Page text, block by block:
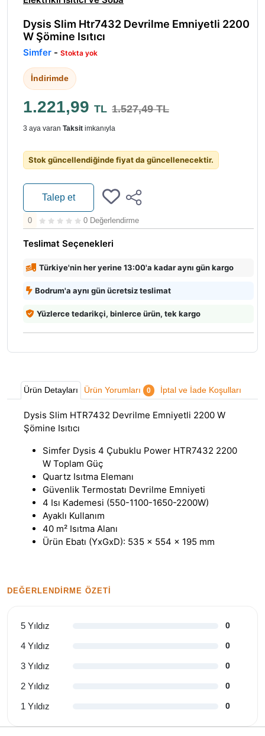
Dysis Slim Htr7432 Devrilme Emniyetli 2200
W Şömine Isıtıcı
Simfer - Stokta yok
İndirimde
1.221,99 TL 1.527,49 TL
3 aya varan Taksit imkanıyla
Stok güncellendiğinde fiyat da güncellenecektir.
Talep et
0 0 Değerlendirme
Teslimat Seçenekleri
Türkiye'nin her yerine 13:00'a kadar aynı gün kargo
Bodrum'a aynı gün ücretsiz teslimat
Yüzlerce tedarikçi, binlerce ürün, tek kargo
Ürün Detayları Ürün Yorumları 0 İptal ve İade Koşulları
Dysis Slim HTR7432 Devrilme Emniyetli 2200 W
Şömine Isıtıcı
Simfer Dysis 4 Çubuklu Power HTR7432 2200
W Toplam Güç
Quartz Isıtma Elemanı
Güvenlik Termostatı Devrilme Emniyeti
4 Isı Kademesi (550-1100-1650-2200W)
Ayaklı Kullanım
40 m² Isıtma Alanı
Ürün Ebatı (YxGxD): 535 x 554 x 195 mm
DEĞERLENDIRME ÖZETI
5 Yıldız 0
4 Yıldız 0
3 Yıldız 0
2 Yıldız 0
1 Yıldız 0